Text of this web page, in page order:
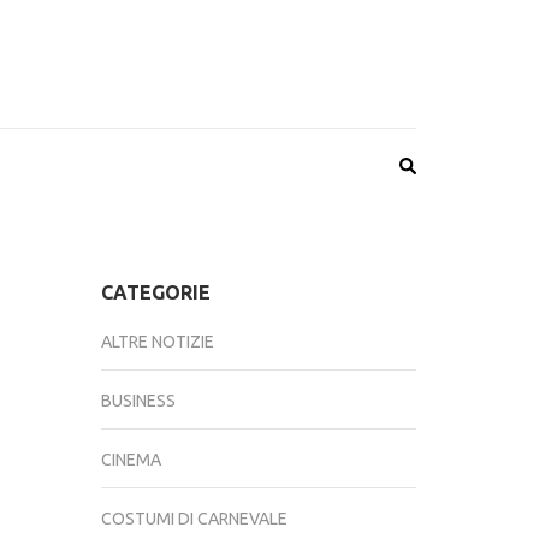
CATEGORIE
ALTRE NOTIZIE
BUSINESS
CINEMA
COSTUMI DI CARNEVALE